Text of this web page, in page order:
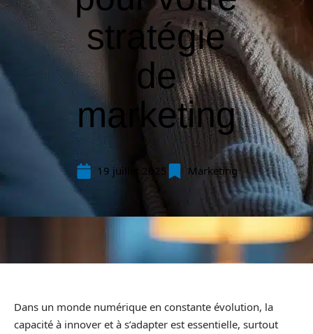
stratégie
de
marketing
19 juillet 2025 Marketing
Dans un monde numérique en constante évolution, la
capacité à innover et à s’adapter est essentielle, surtout